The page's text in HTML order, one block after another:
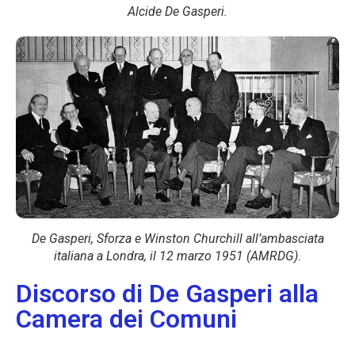
Alcide De Gasperi.
De Gasperi, Sforza e Winston Churchill all’ambasciata
italiana a Londra, il 12 marzo 1951 (AMRDG).
Discorso di De Gasperi alla
Camera dei Comuni